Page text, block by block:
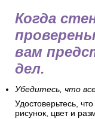
Когда
вам
дел.
Убедитесь, что
Удостоверьтесь,
рисунок, цвет и